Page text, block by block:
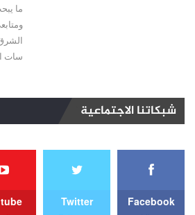
ما
سات
شبكاتنا الاجتماعية
Facebook
Twitter